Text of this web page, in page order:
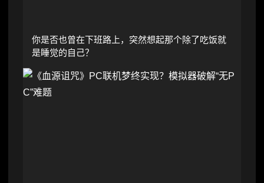
你是否也曾在下班路上，突然想起那个除了吃饭就
是睡觉的自己？